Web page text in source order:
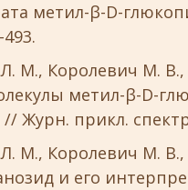
метил-β-D-
М., Королевич М.
метил-β-D-
Журн. прикл.
М., Королевич М.
и его